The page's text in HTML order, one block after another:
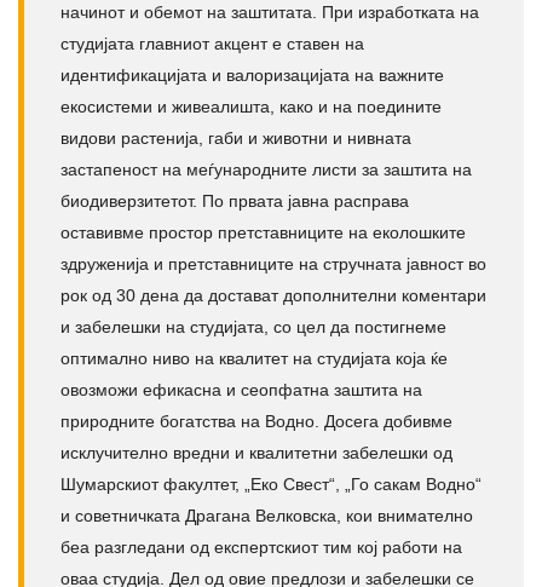
начинот и обемот на заштитата. При изработката на
студијата главниот акцент е ставен на
идентификацијата и валоризацијата на важните
екосистеми и живеалишта, како и на поедините
видови растенија, габи и животни и нивната
застапеност на меѓународните листи за заштита на
биодиверзитетот. По првата јавна расправа
оставивме простор претставниците на еколошките
здруженија и претставниците на стручната јавност во
рок од 30 дена да достават дополнителни коментари
и забелешки на студијата, со цел да постигнеме
оптимално ниво на квалитет на студијата која ќе
овозможи ефикасна и сеопфатна заштита на
природните богатства на Водно. Досега добивме
исклучително вредни и квалитетни забелешки од
Шумарскиот факултет, „Еко Свест“, „Го сакам Водно“
и советничката Драгана Велковска, кои внимателно
беа разгледани од експертскиот тим кој работи на
оваа студија. Дел од овие предлози и забелешки се